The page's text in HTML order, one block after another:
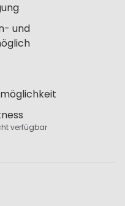
und
verfügbar